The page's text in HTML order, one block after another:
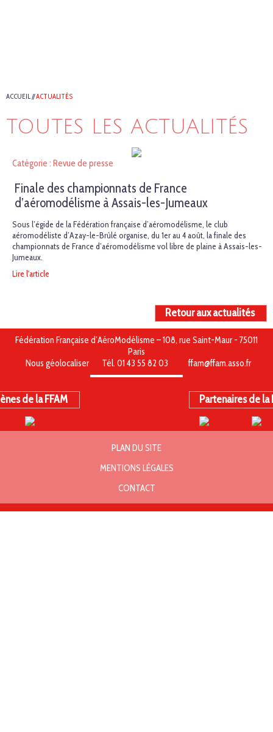
ACCUEIL//ACTUALITÉS
TOUTES LES ACTUALITÉS
Catégorie : Revue de presse
Finale des championnats de France
d’aéromodélisme à Assais-les-Jumeaux
Sous l’égide de la Fédération française d’aéromodélisme, le club
aéromodéliste d’Azay-le-Brûlé organise, du 1er au 4 août, la finale des
championnats de France d’aéromodélisme vol libre de plaine à Assais-les-
Jumeaux.
Lire l'article
Retour aux actualités
Fédération Française d’AéroModélisme – 108, rue Saint-Maur - 75011
Paris
Nous géolocaliser
Tél. 01 43 55 82 03 ffam@ffam.asso.fr
de la FFAM Partenaires de la
PLAN DU SITE
MENTIONS LÉGALES
CONTACT